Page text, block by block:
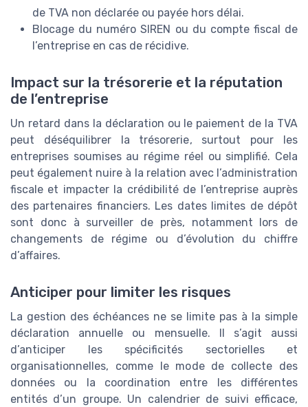
de TVA non déclarée ou payée hors délai.
Blocage du numéro SIREN ou du compte fiscal de
l’entreprise en cas de récidive.
Impact sur la trésorerie et la réputation
de l’entreprise
Un retard dans la déclaration ou le paiement de la TVA
peut déséquilibrer la trésorerie, surtout pour les
entreprises soumises au régime réel ou simplifié. Cela
peut également nuire à la relation avec l’administration
fiscale et impacter la crédibilité de l’entreprise auprès
des partenaires financiers. Les dates limites de dépôt
sont donc à surveiller de près, notamment lors de
changements de régime ou d’évolution du chiffre
d’affaires.
Anticiper pour limiter les risques
La gestion des échéances ne se limite pas à la simple
déclaration annuelle ou mensuelle. Il s’agit aussi
d’anticiper les spécificités sectorielles et
organisationnelles, comme le mode de collecte des
données ou la coordination entre les différentes
entités d’un groupe. Un calendrier de suivi efficace,